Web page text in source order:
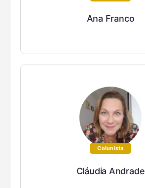
Ana Franco
Colunista
Cláudia Andrade